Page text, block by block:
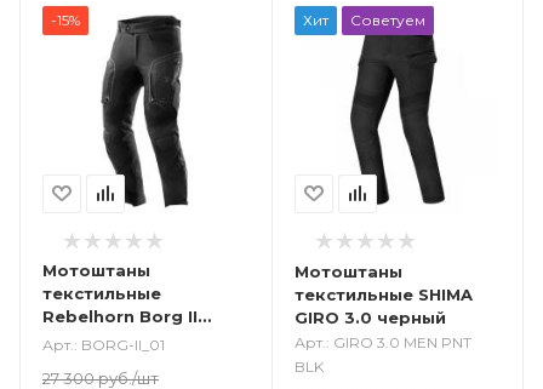
-15%
Мотоштаны
текстильные
Rebelhorn Borg II
черный
Арт.: BORG-II_01
27 300руб./шт
Хит Советуем
Мотоштаны
текстильные SHIMA
GIRO 3.0 черный
Арт.: GIRO 3.0 MEN PNT
BLK